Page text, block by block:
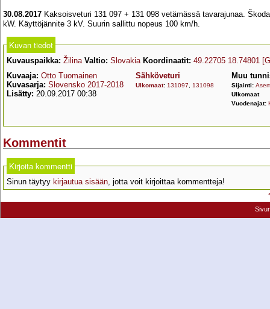
30.08.2017 Kaksoisveturi 131 097 + 131 098 vetämässä tavarajunaa.
kW. Käyttöjännite 3 kV. Suurin sallittu nopeus 100 km/h.
Kuvan tiedot
Kuvauspaikka: Žilina Valtio: Slovakia Koordinaatit: 49.22705 18.74801
Kuvaaja: Otto Tuomainen
Kuvasarja: Slovensko 2017-2018
Lisätty: 20.09.2017 00:38
Sähköveturi
Ulkomaat: 131097, 131098
Muu
Sijainti:
Ulkomaat
Vuodenajat:
Kommentit
Kirjoita kommentti
Sinun täytyy kirjautua sisään, jotta voit kirjoittaa kommentteja!